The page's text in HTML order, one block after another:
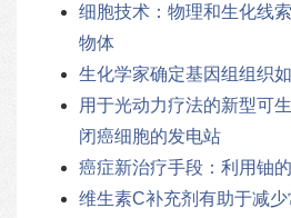
细胞技术：物理和生化线
物体
生化学家确定基因组组织
用于光动力疗法的新型可
闭癌细胞的发电站
癌症新治疗手段：利用铀
维生素C补充剂有助于减